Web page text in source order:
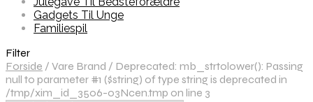
Gadgets Til Unge
Familiespil
Filter
Forside / Vare Brand / Deprecated: mb_strtolower(): Passing
null to parameter #1 ($string) of type string is deprecated in
/tmp/xim_id_3506-o3Ncen.tmp on line 3